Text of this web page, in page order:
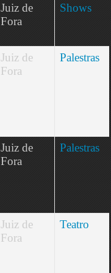
Juiz de
Fora
Shows
Juiz de
Fora
Palestras
Juiz de
Fora
Palestras
Juiz de
Fora
Teatro